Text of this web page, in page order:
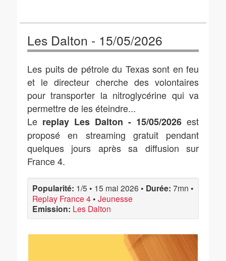
Les Dalton - 15/05/2026
Les puits de pétrole du Texas sont en feu
et le directeur cherche des volontaires
pour transporter la nitroglycérine qui va
permettre de les éteindre...
Le replay Les Dalton - 15/05/2026 est
proposé en streaming gratuit pendant
quelques jours après sa diffusion sur
France 4.
Popularité: 1/5 • 15 mai 2026 • Durée: 7mn •
Replay France 4 • Jeunesse
Emission: Les Dalton